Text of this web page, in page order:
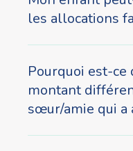
les allocations
Pourquoi est-ce
montant
sœur/amie qui a